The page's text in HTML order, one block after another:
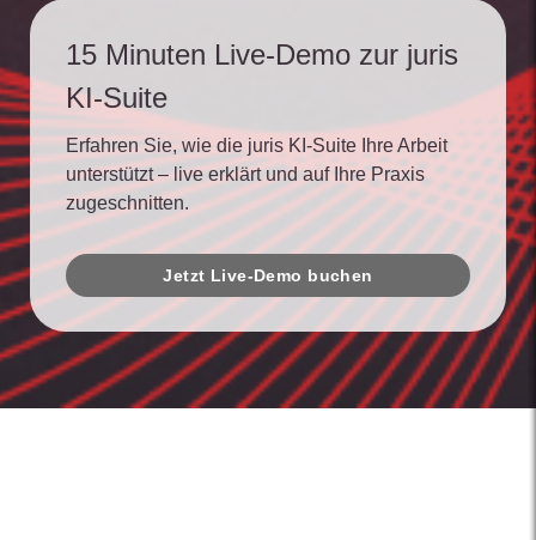
15 Minuten Live-Demo zur juris
KI-Suite
Erfahren Sie, wie die juris KI-Suite Ihre Arbeit
unterstützt – live erklärt und auf Ihre Praxis
zugeschnitten.
Jetzt Live-Demo buchen